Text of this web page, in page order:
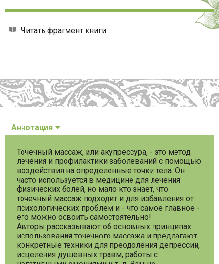
Читать фрагмент книги
Аннотация
Точечный массаж, или акупрессура, - это метод
лечения и профилактики заболеваний с помощью
воздействия на определенные точки тела. Он
часто используется в медицине для лечения
физических болей, но мало кто знает, что
точечный массаж подходит и для избавления от
психологических проблем и - что самое главное -
его можно освоить самостоятельно!
Авторы рассказывают об основных принципах
использования точечного массажа и предлагают
конкретные техники для преодоления депрессии,
исцеления душевных травм, работы с